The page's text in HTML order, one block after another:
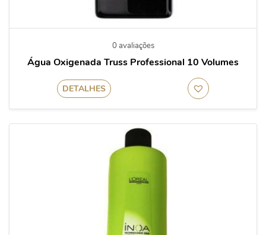
0 avaliações
Água Oxigenada Truss Professional 10 Volumes
DETALHES